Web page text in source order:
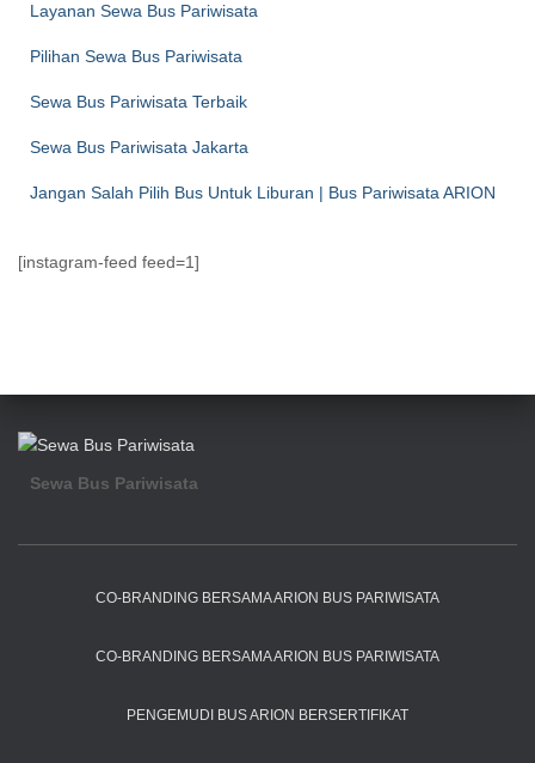
Layanan Sewa Bus Pariwisata
Pilihan Sewa Bus Pariwisata
Sewa Bus Pariwisata Terbaik
Sewa Bus Pariwisata Jakarta
Jangan Salah Pilih Bus Untuk Liburan | Bus Pariwisata ARION
[instagram-feed feed=1]
Sewa Bus Pariwisata
CO-BRANDING BERSAMA ARION BUS PARIWISATA
CO-BRANDING BERSAMA ARION BUS PARIWISATA
PENGEMUDI BUS ARION BERSERTIFIKAT